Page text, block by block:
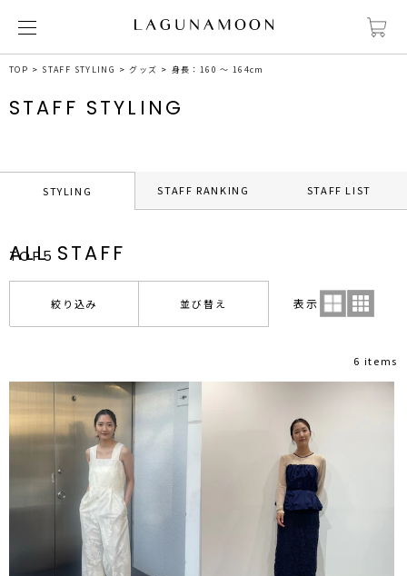
TOP STAFF STYLING グッズ 身長：160 ～ 164cm
STAFF STYLING
STYLING STAFF RANKING STAFF LIST
TOP5
ALL STAFF
絞り込み 並び替え 表示
6 items